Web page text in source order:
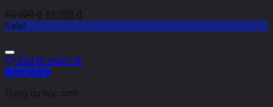
60.000₫ 49.088 ₫
Sale!
Add to wishlist
Xem nhanh
Dụng cụ học sinh